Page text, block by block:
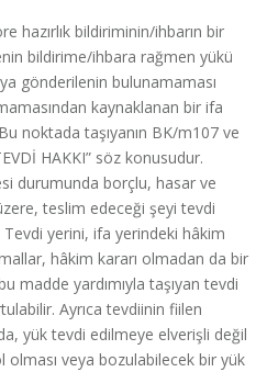
hazırlık bildiriminin/ihbarın bir
bildirime/ihbara rağmen yükü
gönderilenin bulunamaması
kaynaklanan bir ifa
noktada taşıyanın BK/m107 ve
HAKKI” söz konusudur.
durumunda borçlu, hasar ve
teslim edeceği şeyi tevdi
yerini, ifa yerindeki hâkim
hâkim kararı olmadan da bir
madde yardımıyla taşıyan tevdi
Ayrıca tevdiinin fiilen
yük tevdi edilmeye elverişli değil
veya bozulabilecek bir yük